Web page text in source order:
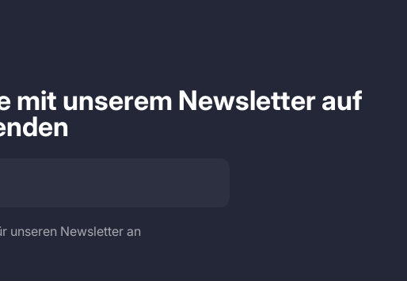
mit unserem Newsletter auf
unseren Newsletter an